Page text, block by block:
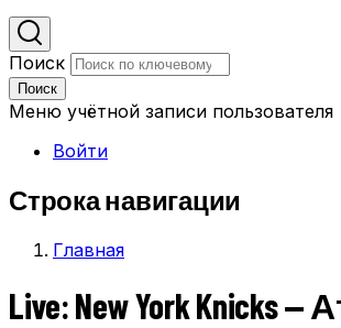
Поиск
Поиск
Меню учётной записи пользователя
Войти
Строка навигации
Главная
Live: New York Knicks